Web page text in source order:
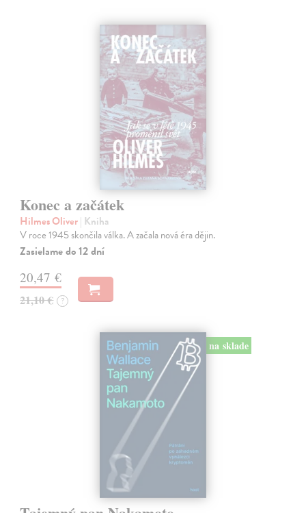
Konec a začátek
Hilmes Oliver| Kniha
V roce 1945 skončila válka. A začala nová éra dějin.
Zasielame do 12 dní
20,47 €
21,10 € ?
na sklade